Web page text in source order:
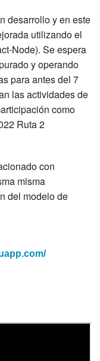
desarrollo y en este
utilizando el
Node). Se espera
y operando
para antes del 7
las actividades de
como
Ruta 2
con
misma
del modelo de